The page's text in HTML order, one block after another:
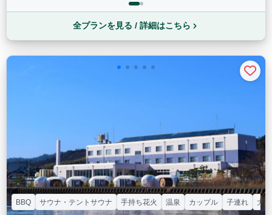
全プランを見る / 詳細はこちら
BBQ サウナ・テントサウナ 手持ち花火 温泉 カップル 子連れ 大